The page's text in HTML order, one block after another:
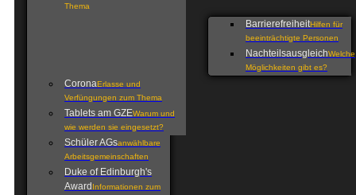
Thema
BarrierefreiheitHilfen für
beeinträchtigte Personen
NachteilsausgleichWelche
Möglichkeiten gibt es?
CoronaErlasse und
Verfüngungen zum Thema
Tablets am GZEWarum und
wie werden sie eingesetzt?
Schüler AGsanwählbare
Arbeitsgemeinschaften
Duke of Edinburgh's
Award Informationen zum